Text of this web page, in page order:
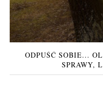
ODPUŚĆ SOBIE...
SPRAWY,